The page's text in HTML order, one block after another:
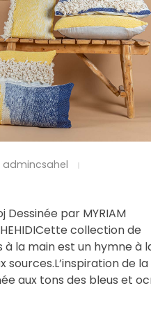
admincsahel
Dessinée par MYRIAM
collection de
la main est un hymne à
sources.L’inspiration de la
aux tons des bleus et